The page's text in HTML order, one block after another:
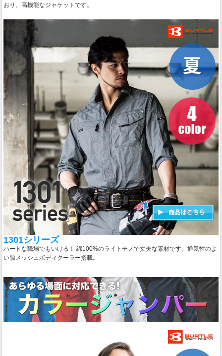
おり、高機能なジャケットです。
1301シリーズ
ハードな職場でもいける！ 綿100%のライトチノで丈夫な素材です。通気性のよ
い脇メッシュボディクーラー搭載。